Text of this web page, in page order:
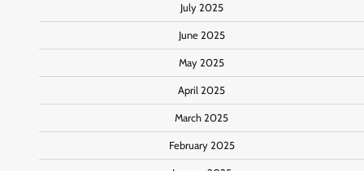
July 2025
June 2025
May 2025
April 2025
March 2025
February 2025